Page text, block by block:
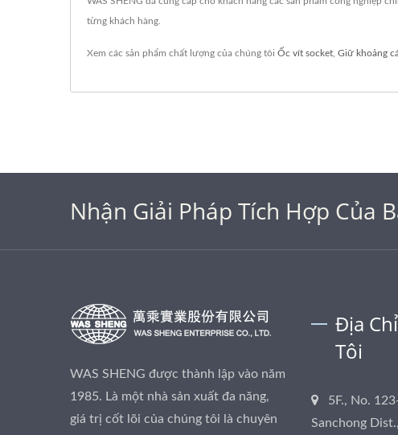
từng khách hàng.
Xem các sản phẩm chất lượng của chúng tôi Ốc vít socket Giữ khoảng
Nhận Giải Pháp Tích Hợp Của
WAS SHENG được thành lập vào năm
1985. Là một nhà sản xuất đa năng,
giá trị cốt lõi của chúng tôi là chuyên
Địa
Tôi
5F., No.
Sanchong